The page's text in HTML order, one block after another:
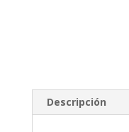
Descripción